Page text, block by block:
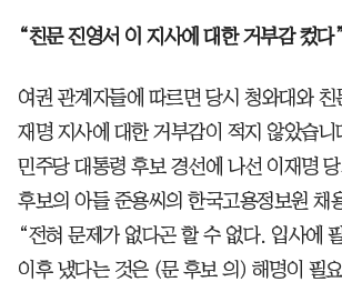
“친문 진영서 이 지사에 대한 거부감 컸다”
여권 관계자들에 따르면 당시 청와대와 친
재명 지사에 대한 거부감이 적지 않았습니
민주당 대통령 후보 경선에 나선 이재명
후보의 아들 준용씨의 한국고용정보원 채
“전혀 문제가 없다곤 할 수 없다. 입사에
이후 냈다는 것은 (문 후보 의) 해명이 필